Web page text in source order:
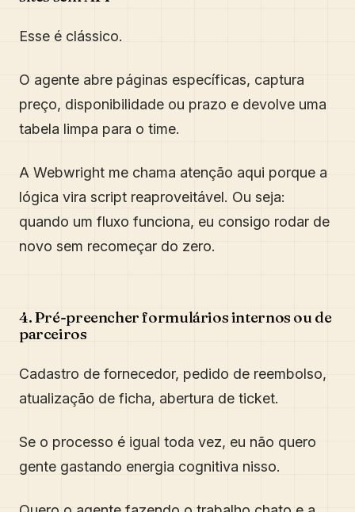
Esse é clássico.
O agente abre páginas específicas, captura
preço, disponibilidade ou prazo e devolve uma
tabela limpa para o time.
A Webwright me chama atenção aqui porque a
lógica vira script reaproveitável. Ou seja:
quando um fluxo funciona, eu consigo rodar de
novo sem recomeçar do zero.
4. Pré-preencher formulários internos ou de
parceiros
Cadastro de fornecedor, pedido de reembolso,
atualização de ficha, abertura de ticket.
Se o processo é igual toda vez, eu não quero
gente gastando energia cognitiva nisso.